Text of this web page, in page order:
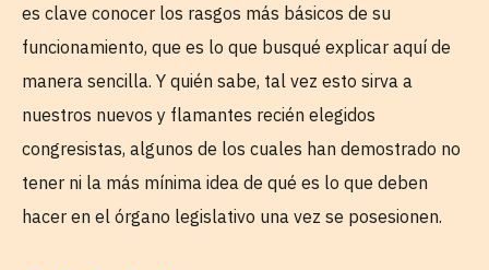
es clave conocer los rasgos más básicos de su
funcionamiento, que es lo que busqué explicar aquí de
manera sencilla. Y quién sabe, tal vez esto sirva a
nuestros nuevos y flamantes recién elegidos
congresistas, algunos de los cuales han demostrado no
tener ni la más mínima idea de qué es lo que deben
hacer en el órgano legislativo una vez se posesionen.